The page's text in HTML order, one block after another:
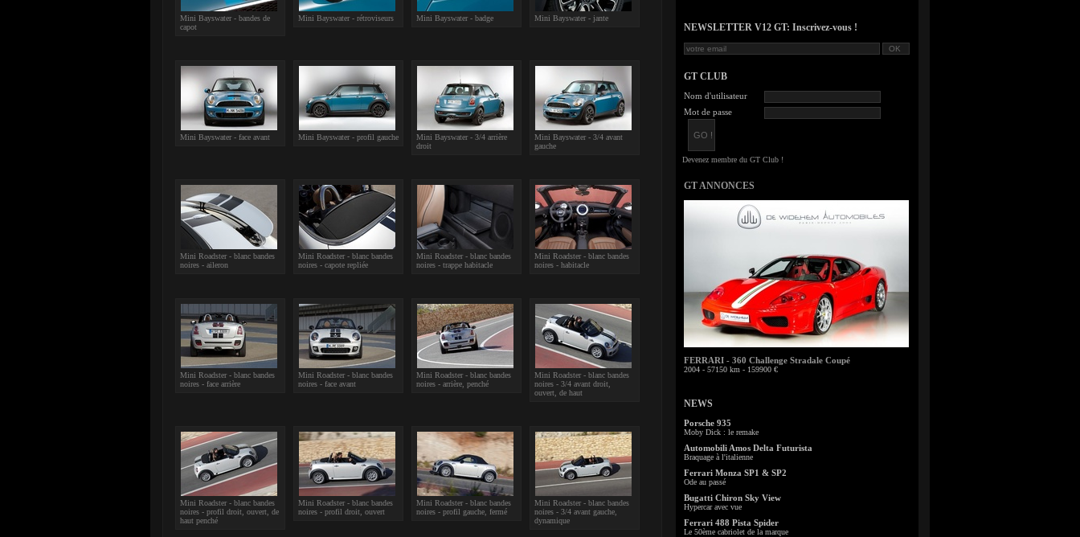
Mini Bayswater - bandes de
capot
Mini Bayswater - rétroviseurs Mini Bayswater - badge Mini Bayswater - jante
Mini Bayswater - face avant Mini Bayswater - profil gauche
Mini Bayswater - 3/4 arrière
droit
Mini Bayswater - 3/4 avant
gauche
Mini Roadster - blanc bandes
noires - aileron
Mini Roadster - blanc bandes
noires - capote repliée
Mini Roadster - blanc bandes
noires - trappe habitacle
Mini Roadster - blanc bandes
noires - habitacle
Mini Roadster - blanc bandes
noires - face arrière
Mini Roadster - blanc bandes
noires - face avant
Mini Roadster - blanc bandes
noires - arrière, penché
Mini Roadster - blanc bandes
noires - 3/4 avant droit,
ouvert, de haut
Mini Roadster - blanc bandes
noires - profil droit, ouvert, de
haut penché
Mini Roadster - blanc bandes
noires - profil droit, ouvert
Mini Roadster - blanc bandes
noires - profil gauche, fermé
Mini Roadster - blanc bandes
noires - 3/4 avant gauche,
dynamique
NEWSLETTER V12 GT: Inscrivez-vous !
GT CLUB
Nom d'utilisateur
Mot de passe
GT ANNONCES
FERRARI - 360 Challenge Stradale Coupé
2004 - 57150 km - 159900 €
NEWS
Porsche 935
Moby Dick : le remake
Automobili Amos Delta Futurista
Braquage à l'italienne
Ferrari Monza SP1 & SP2
Ode au passé
Bugatti Chiron Sky View
Hypercar avec vue
Ferrari 488 Pista Spider
Le 50ème cabriolet de la marque